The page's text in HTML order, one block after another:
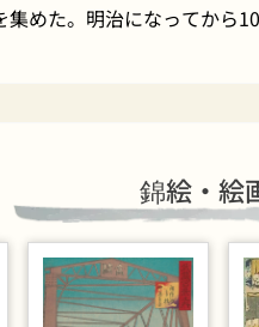
めた。明治になってから
錦絵・絵